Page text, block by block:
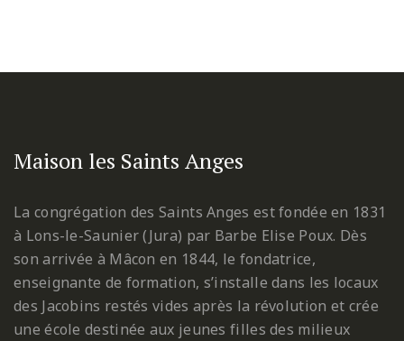
Maison les Saints Anges
La congrégation des Saints Anges est fondée en 1831
à Lons-le-Saunier (Jura) par Barbe Elise Poux. Dès
son arrivée à Mâcon en 1844, le fondatrice,
enseignante de formation, s’installe dans les locaux
des Jacobins restés vides après la révolution et crée
une école destinée aux jeunes filles des milieux